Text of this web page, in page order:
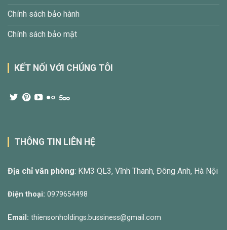
Chính sách bảo hành
Chính sách bảo mật
KẾT NỐI VỚI CHÚNG TÔI
THÔNG TIN LIÊN HỆ
Địa chỉ văn phòng: KM3 QL3, Vĩnh Thanh, Đông Anh, Hà Nội
Điện thoại: 0979654498
Email: thiensonholdings.bussiness@gmail.com